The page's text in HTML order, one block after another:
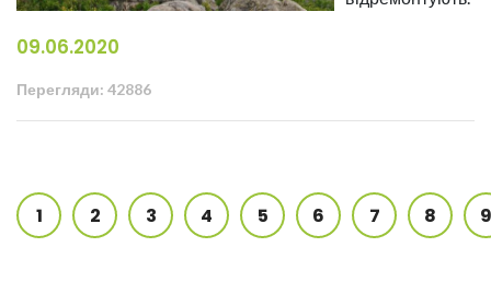
09.06.2020
Перегляди: 42886
1 2 3 4 5 6 7 8 9